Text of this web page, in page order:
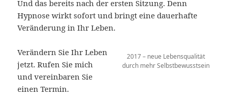
Und das bereits nach der ersten Sitzung. Denn
Hypnose wirkt sofort und bringt eine dauerhafte
Veränderung in Ihr Leben.
2017 – neue Lebensqualität
durch mehr Selbstbewusstsein
Verändern Sie Ihr Leben
jetzt. Rufen Sie mich
und vereinbaren Sie
einen Termin.